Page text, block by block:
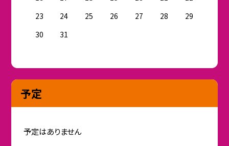
23
24 25 26 27 28
29
30
31
予定
予定はありません